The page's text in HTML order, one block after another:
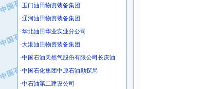
·江苏天安防雷工程有限责任公司
·山东东营胜利工业园区
·自贡五洲防腐安装有限公司
·中核苏阀科技实业股份有限公司
·济南柴油机股份有限公司
·玉门油田物资装备集团
·辽河油田物资装备集团
·华北油田华业实业分公司
·大港油田物资装备集团
·中国石油天然气股份有限公司长庆油
·中国石化集团中原石油勘探局
·中石油第二建设公司